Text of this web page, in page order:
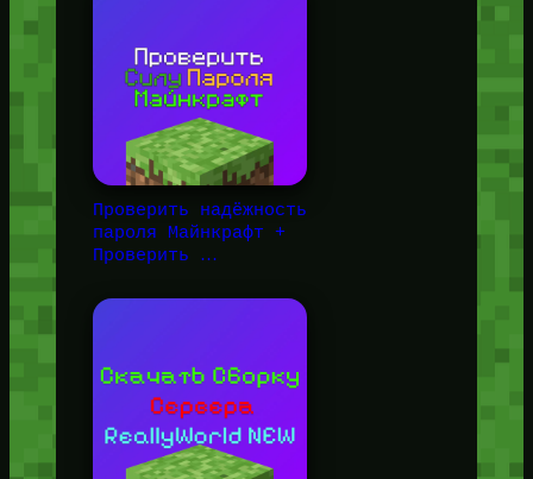
Проверить надёжность
пароля Майнкрафт +
Проверить …